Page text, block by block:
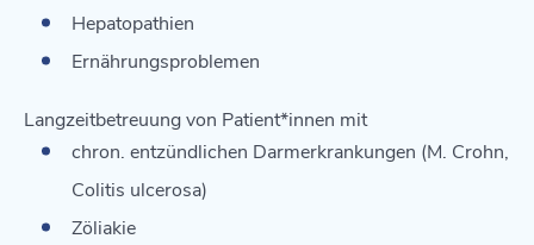
Hepatopathien
Ernährungsproblemen
Langzeitbetreuung von Patient*innen mit
chron. entzündlichen Darmerkrankungen (M. Crohn,
Colitis ulcerosa)
Zöliakie